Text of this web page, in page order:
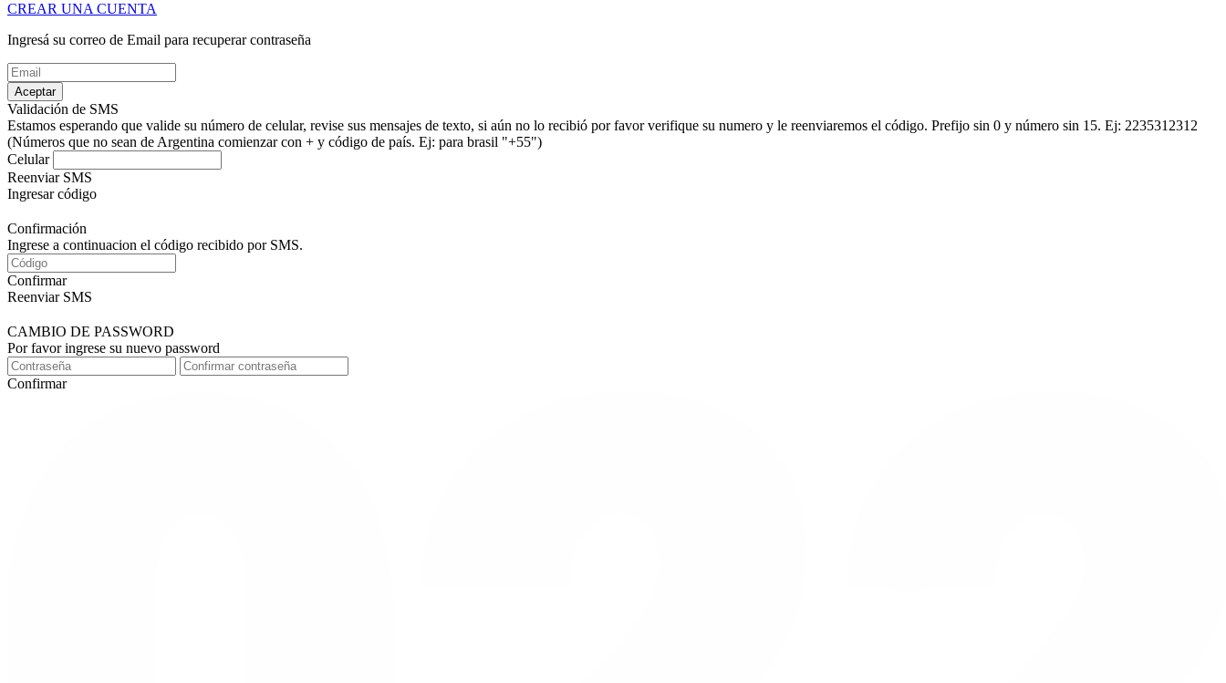
CREAR UNA CUENTA
Ingresá su correo de Email para recuperar contraseña
Aceptar
Validación de SMS
Estamos esperando que valide su número de celular, revise sus mensajes de texto, si aún no lo recibió por favor verifique su numero y le reenviaremos el código. Prefijo sin 0 y número sin 15. Ej: 2235312312
(Números que no sean de Argentina comienzar con + y código de país. Ej: para brasil "+55")
Celular
Reenviar SMS
Ingresar código
Confirmación
Ingrese a continuacion el código recibido por SMS.
Confirmar
Reenviar SMS
CAMBIO DE PASSWORD
Por favor ingrese su nuevo password
Confirmar